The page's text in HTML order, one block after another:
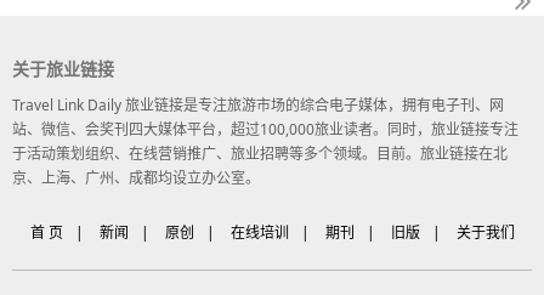
关于旅业链接
Travel Link Daily 旅业链接是专注旅游市场的综合电子媒体，拥有电子刊、网
站、微信、会奖刊四大媒体平台，超过100,000旅业读者。同时，旅业链接专注
于活动策划组织、在线营销推广、旅业招聘等多个领域。目前。旅业链接在北
京、上海、广州、成都均设立办公室。
首 页 | 新闻 | 原创 | 在线培训 | 期刊 | 旧版 | 关于我们